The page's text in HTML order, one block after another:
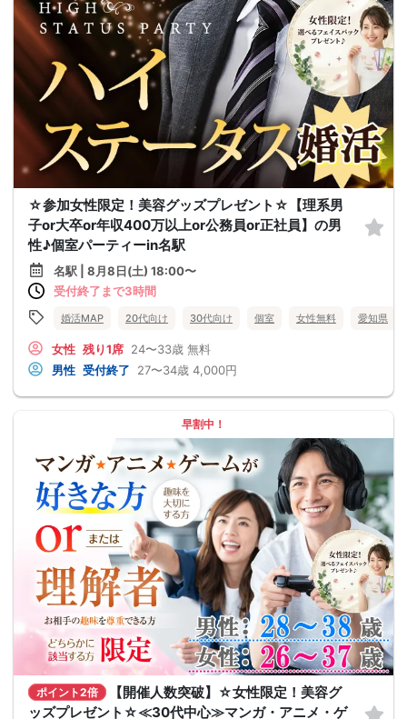
☆参加女性限定！美容グッズプレゼント☆【理系男
子or大卒or年収400万以上or公務員or正社員】の男
性♪個室パーティーin名駅
名駅 | 8月8日(土) 18:00〜
受付終了まで3時間
婚活MAP 20代向け 30代向け 個室 女性無料 愛知県
女性 残り1席 24〜33歳 無料
男性 受付終了 27〜34歳 4,000円
早割中！
ポイント2倍
【開催人数突破】☆女性限定！美容グ
ッズプレゼント☆≪30代中心≫マンガ・アニメ・ゲ